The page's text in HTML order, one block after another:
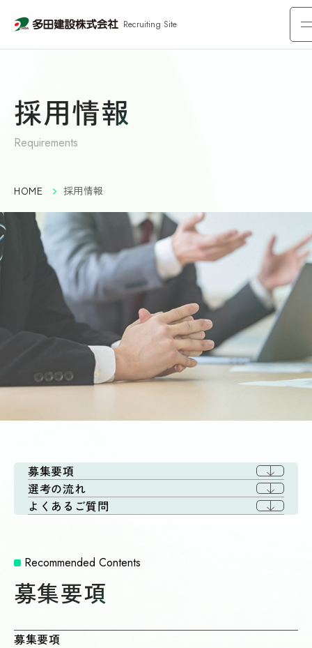
Recruiting Site
採用情報
Requirements
HOME 採用情報
募集要項
選考の流れ
よくあるご質問
Recommended Contents
募集要項
募集要項